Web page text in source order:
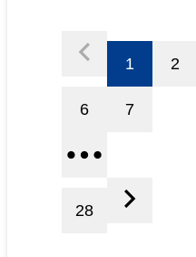
1 2
6 7
28